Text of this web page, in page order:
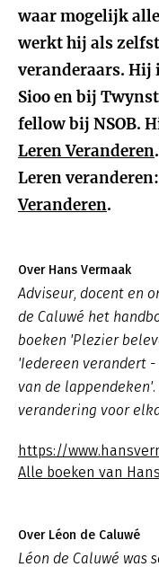
waar mogelijk
werkt hij als
veranderaars. Hij
Sioo en bij
fellow bij NSOB.
Leren Veranderen
Leren
Veranderen.
Over Hans Vermaak
Adviseur, docent en
de Caluwé het
boeken 'Plezier
'Iedereen verandert
van de
verandering voor
https://
Alle boeken van
Over Léon de Caluwé
Léon de Caluwé was